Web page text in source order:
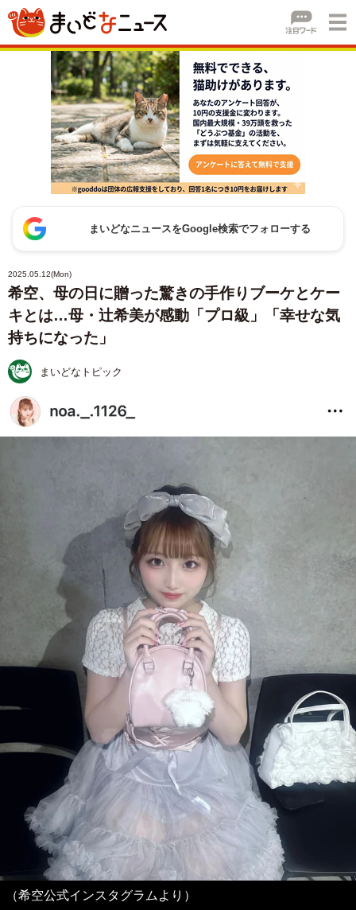
まいどなニュースをGoogle検索でフォローする
2025.05.12(Mon)
希空、母の日に贈った驚きの手作りブーケとケー
キとは…母・辻希美が感動「プロ級」「幸せな気
持ちになった」
まいどなトピック
（希空公式インスタグラムより）